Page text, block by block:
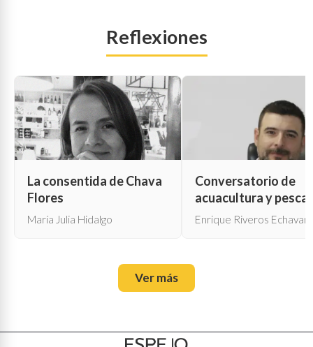
Reflexiones
La consentida de Chava
Flores
María Julia Hidalgo
Conversatorio de
acuacultura y pesca
Enrique Riveros
Ver más